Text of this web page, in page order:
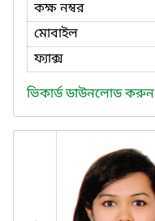
কক্ষ নম্বর
মোবাইল
ফ্যাক্স
ভিকার্ড ডাউনলোড করুন